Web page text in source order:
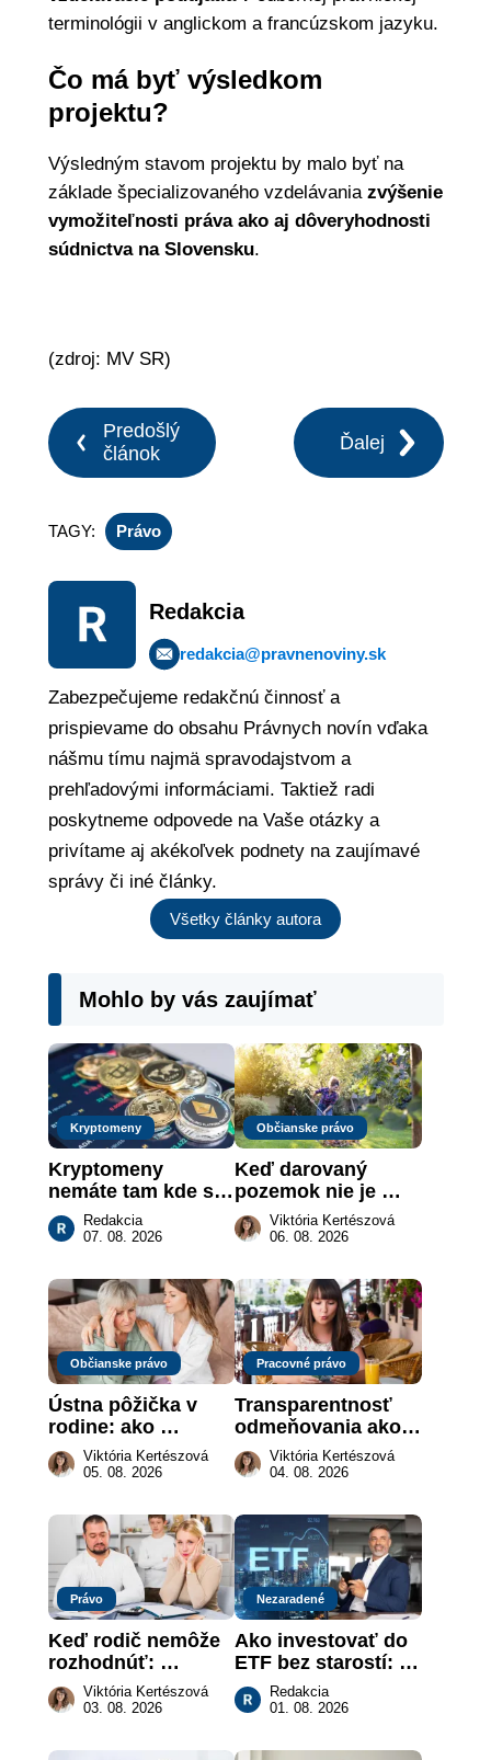
terminológii v anglickom a francúzskom jazyku.
Čo má byť výsledkom
projektu?
Výsledným stavom projektu by malo byť na
základe špecializovaného vzdelávania zvýšenie
vymožiteľnosti práva ako aj dôveryhodnosti
súdnictva na Slovensku.
(zdroj: MV SR)
Predošlý
článok
Ďalej
TAGY: Právo
Redakcia
redakcia@pravnenoviny.sk
Zabezpečujeme redakčnú činnosť a
prispievame do obsahu Právnych novín vďaka
nášmu tímu najmä spravodajstvom a
prehľadovými informáciami. Taktiež radi
poskytneme odpovede na Vaše otázky a
privítame aj akékoľvek podnety na zaujímavé
správy či iné články.
Všetky články autora
Mohlo by vás zaujímať
Kryptomeny
Kryptomeny
nemáte tam kde si
myslíte: Viete, kde
sa naozaj
Redakcia
07. 08. 2026
Občianske právo
Keď darovaný
pozemok nie je
„hotová vec“: kedy
môže darca žiadať
Viktória Kertészová
06. 08. 2026
Občianske právo
Ústna pôžička v
rodine: ako
vymôcť peniaze,
keď na papieri nie
Viktória Kertészová
05. 08. 2026
Pracovné právo
Transparentnosť
odmeňovania ako
právna povinnosť:
revolúcia na
práce
Viktória Kertészová
04. 08. 2026
Právo
Keď rodič nemôže
rozhodnúť:
nahradenie prejavu
vôle súdom v
Viktória Kertészová
03. 08. 2026
Nezaradené
Ako investovať do
ETF bez starostí:
Investičné plány,
ktoré urobia prácu
Redakcia
01. 08. 2026